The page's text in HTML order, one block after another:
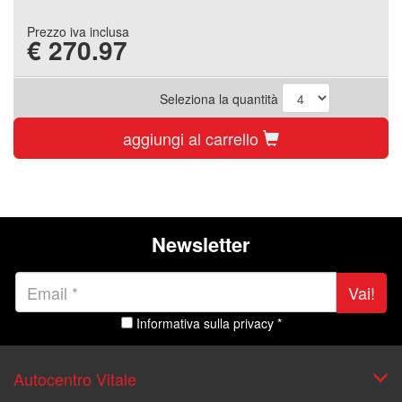
Prezzo iva inclusa
€ 270.97
Seleziona la quantità
aggiungi al carrello
Newsletter
Vai!
Informativa sulla privacy *
Autocentro Vitale